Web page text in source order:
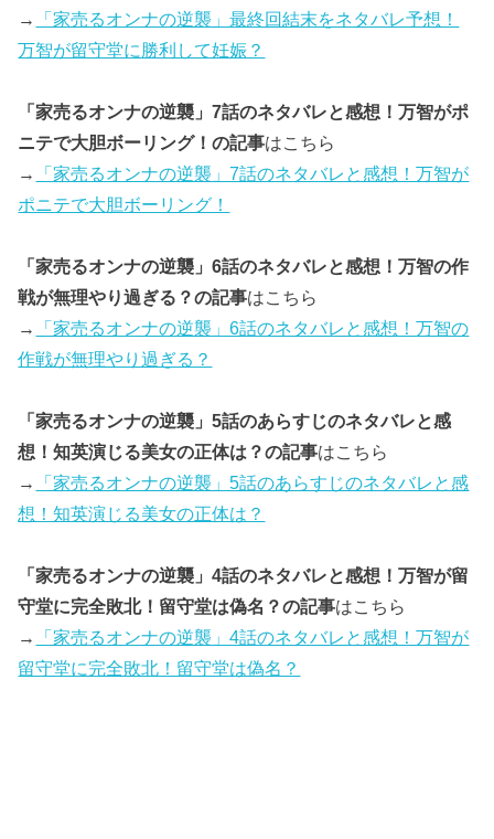
→
「家売るオンナの逆襲」最終回結末をネタバレ予想！
万智が留守堂に勝利して妊娠？
「家売るオンナの逆襲」7話のネタバレと感想！万智がポ
ニテで大胆ボーリング！の記事はこちら
→
「家売るオンナの逆襲」7話のネタバレと感想！万智が
ポニテで大胆ボーリング！
「家売るオンナの逆襲」6話のネタバレと感想！万智の作
戦が無理やり過ぎる？の記事はこちら
→
「家売るオンナの逆襲」6話のネタバレと感想！万智の
作戦が無理やり過ぎる？
「家売るオンナの逆襲」5話のあらすじのネタバレと感
想！知英演じる美女の正体は？の記事はこちら
→
「家売るオンナの逆襲」5話のあらすじのネタバレと感
想！知英演じる美女の正体は？
「家売るオンナの逆襲」4話のネタバレと感想！万智が留
守堂に完全敗北！留守堂は偽名？の記事はこちら
→
「家売るオンナの逆襲」4話のネタバレと感想！万智が
留守堂に完全敗北！留守堂は偽名？